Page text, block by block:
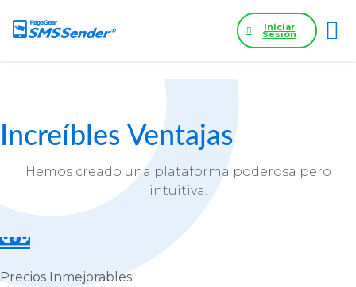
Iniciar
Sesión
Increíbles Ventajas
Hemos creado una plataforma poderosa pero
intuitiva.
Precios Inmejorables